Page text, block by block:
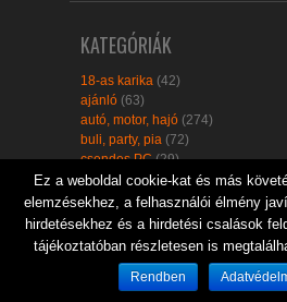
KATEGÓRIÁK
18-as karika (42)
ajánló (63)
autó, motor, hajó (274)
buli, party, pia (72)
csendes PC(29)
design (710)
digitális fényképezőgép(191)
egészséges életmód
egyéb
(145)
GPS, navigáció(77)
hangszer(21)
Ez a weboldal cookie-kat és más
elemzésekhez, a felhasználói élmény
hirdetésekhez és a hirdetési csalások
tájékoztatóban részletesen is
Rendben